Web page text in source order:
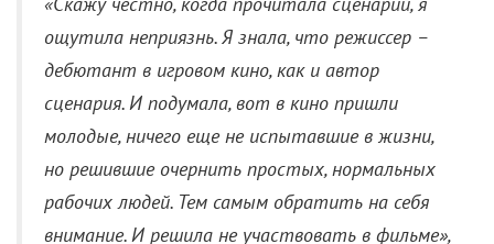
неаппетитно, зато «в огороде овощи свои».
Родители то и дело орут на младшую дочь Веру,
только что окончившую школу. Им кажется, что
девчонке в этой жизни ничего не надо, кроме
танцев, вина в подворотне и болтовни с
подружками о всякой ерунде. А вскоре Вера
знакомится с молодым ловеласом «из другого